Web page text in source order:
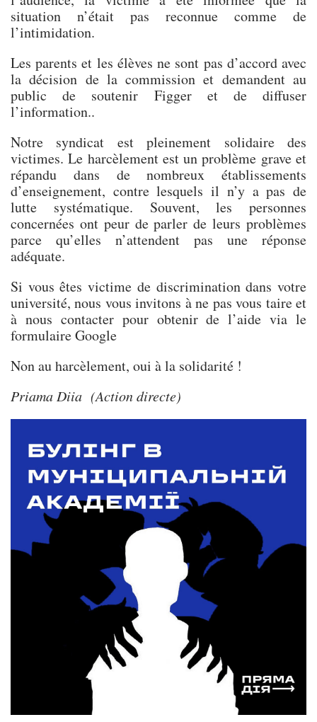
situation n’était pas reconnue comme de
l’intimidation.
Les parents et les élèves ne sont pas d’accord avec
la décision de la commission et demandent au
public de soutenir Figger et de diffuser
l’information..
Notre syndicat est pleinement solidaire des
victimes. Le harcèlement est un problème grave et
répandu dans de nombreux établissements
d’enseignement, contre lesquels il n’y a pas de
lutte systématique. Souvent, les personnes
concernées ont peur de parler de leurs problèmes
parce qu’elles n’attendent pas une réponse
adéquate.
Si vous êtes victime de discrimination dans votre
université, nous vous invitons à ne pas vous taire et
à nous contacter pour obtenir de l’aide via le
formulaire Google
Non au harcèlement, oui à la solidarité !
Priama Diia (Action directe)